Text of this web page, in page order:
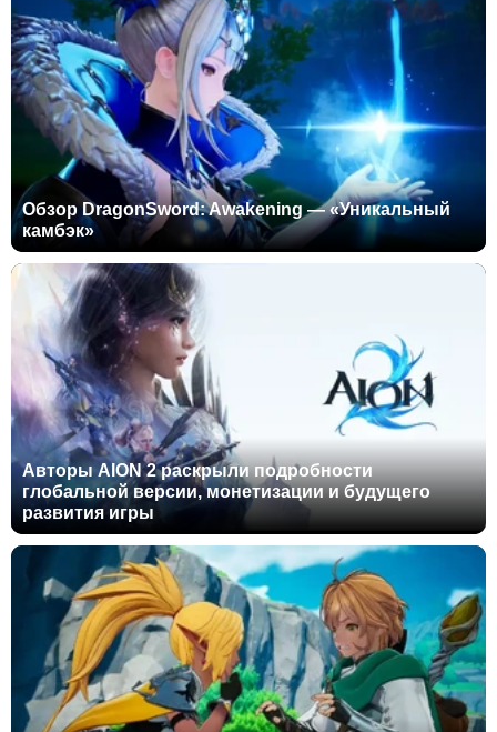
Обзор DragonSword: Awakening — «Уникальный
камбэк»
Авторы AION 2 раскрыли подробности
глобальной версии, монетизации и будущего
развития игры